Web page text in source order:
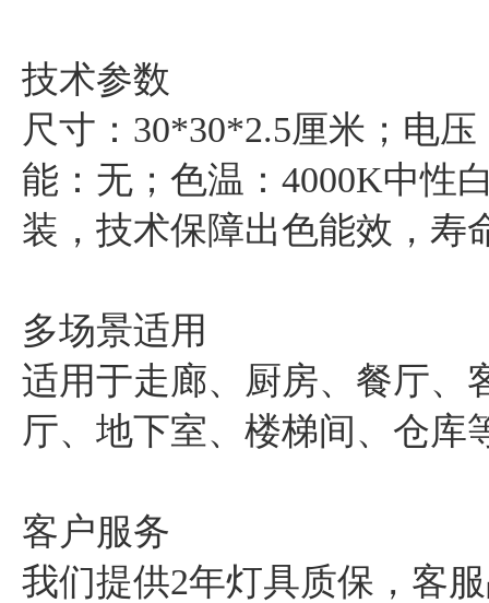
‌技术参数‌
尺寸： 30*30*2.5厘米；电压
能：无；色温：4000K中性
装，技术保障出色能效，寿
‌多场景适用‌
适用于走廊、厨房、餐厅、
厅、地下室、楼梯间、仓库
‌客户服务‌
我们提供2年灯具质保，客